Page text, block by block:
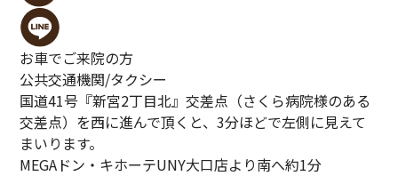
お車でご来院の方
公共交通機関/タクシー
国道41号『新宮2丁目北』交差点（さくら病院様のある
交差点）を西に進んで頂くと、3分ほどで左側に見えて
まいります。
MEGAドン・キホーテUNY大口店より南へ約1分